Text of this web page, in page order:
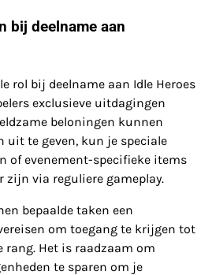
bij deelname aan
rol bij deelname aan Idle Heroes
exclusieve uitdagingen
beloningen kunnen
uit te geven, kun je speciale
of evenement-specifieke items
zijn via reguliere gameplay.
bepaalde taken een
om toegang te krijgen tot
rang. Het is raadzaam om
te sparen om je